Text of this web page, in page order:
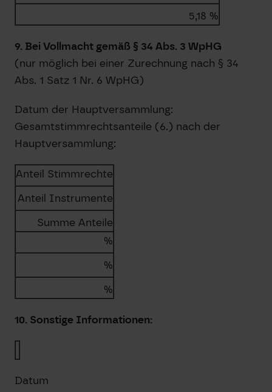
5,18 %
9. Bei Vollmacht gemäß § 34 Abs. 3 WpHG
(nur möglich bei einer Zurechnung nach § 34
Abs. 1 Satz 1 Nr. 6 WpHG)
Datum der Hauptversammlung:
Gesamtstimmrechtsanteile (6.) nach der
Hauptversammlung:
Anteil Stimmrechte
Anteil Instrumente
Summe Anteile
%
%
%
10. Sonstige Informationen:
Datum